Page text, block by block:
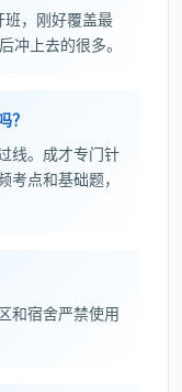
，刚好覆盖最
冲上去的很多。
？
线。成才专门针
点和基础题，
和宿舍严禁使用